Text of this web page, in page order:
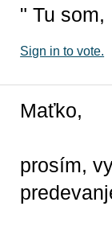
" Tu som,
Sign in to vote.
Maťko,
prosím,